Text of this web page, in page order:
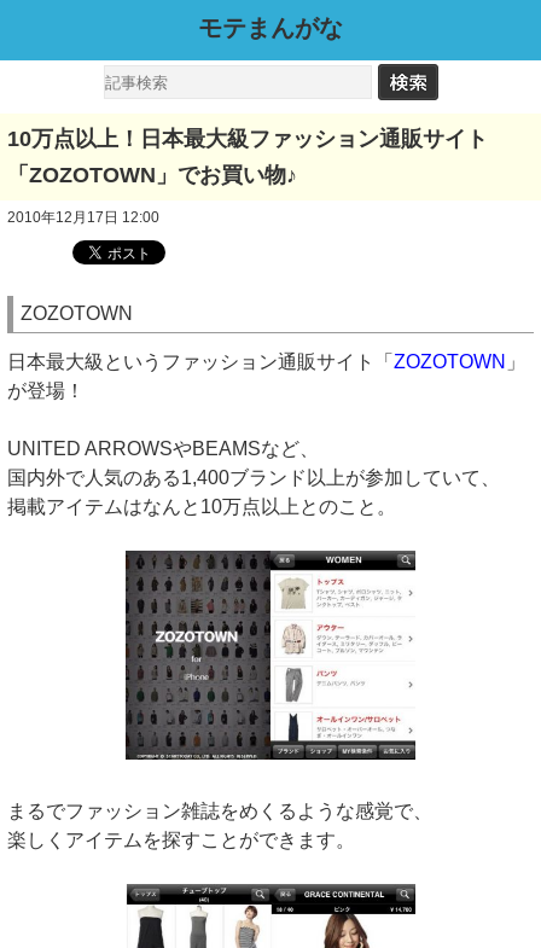
モテまんがな
10万点以上！日本最大級ファッション通販サイト
「ZOZOTOWN」でお買い物♪
2010年12月17日 12:00
ZOZOTOWN
日本最大級というファッション通販サイト「 ZOZOTOWN 」
が登場！
UNITED ARROWSやBEAMSなど、
国内外で人気のある1,400ブランド以上が参加していて、
掲載アイテムはなんと10万点以上とのこと。
まるでファッション雑誌をめくるような感覚で、
楽しくアイテムを探すことができます。